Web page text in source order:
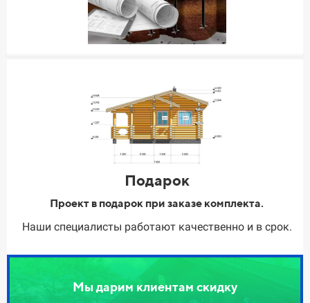
Подарок
Проект в подарок при заказе комплекта.
Наши специалисты работают качественно и в срок.
Мы дарим клиентам скидку